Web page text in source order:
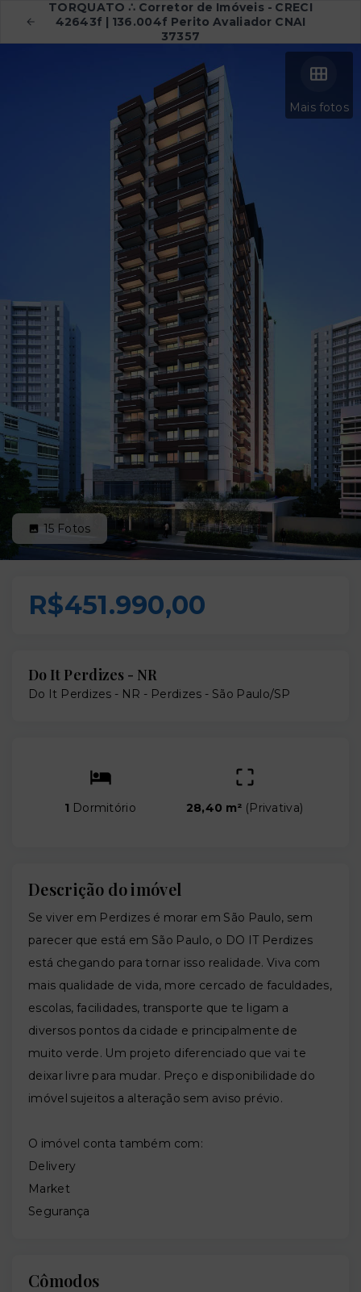
TORQUATO ∴ Corretor de Imóveis - CRECI
42643f | 136.004f Perito Avaliador CNAI
37357
Mais fotos
15 Fotos
R$451.990,00
Do It Perdizes - NR
Do It Perdizes - NR - Perdizes - São Paulo/SP
1 Dormitório 28,40 m² (Privativa)
Descrição do imóvel
Se viver em Perdizes é morar em São Paulo, sem
parecer que está em São Paulo, o DO IT Perdizes
está chegando para tornar isso realidade. Viva com
mais qualidade de vida, more cercado de faculdades,
escolas, facilidades, transporte que te ligam a
diversos pontos da cidade e principalmente de
muito verde. Um projeto diferenciado que vai te
deixar livre para mudar. Preço e disponibilidade do
imóvel sujeitos a alteração sem aviso prévio.
O imóvel conta também com:
Delivery
Market
Segurança
Cômodos